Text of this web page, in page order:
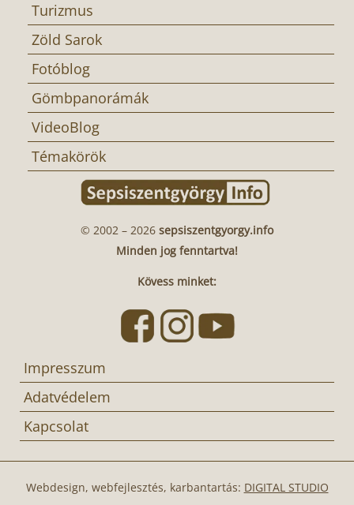
Turizmus
Zöld Sarok
Fotóblog
Gömbpanorámák
VideoBlog
Témakörök
© 2002 – 2026 sepsiszentgyorgy.info
Minden jog fenntartva!
Kövess minket:
Impresszum
Adatvédelem
Kapcsolat
Webdesign, webfejlesztés, karbantartás: DIGITAL STUDIO